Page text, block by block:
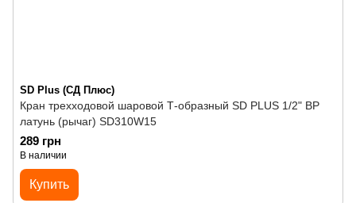
SD Plus (СД Плюс)
Кран трехходовой шаровой Т-образный SD PLUS 1/2" ВР
латунь (рычаг) SD310W15
289 грн
В наличии
Купить